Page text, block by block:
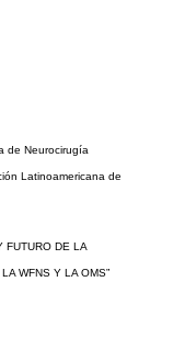
de Neurocirugía
Latinoamericana de
FUTURO DE LA
WFNS Y LA OMS”